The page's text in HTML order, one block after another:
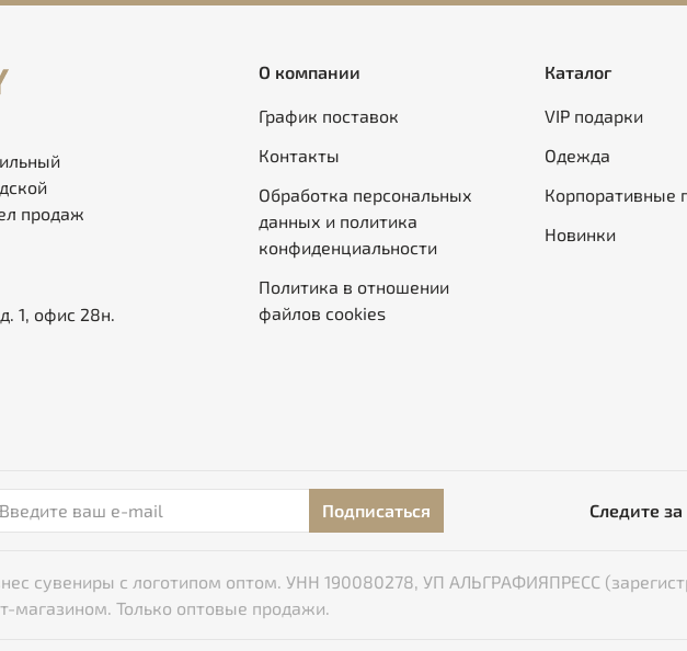
продаж
1, офис 28н.
О компании
График поставок
Контакты
Обработка персональных
данных и политика
конфиденциальности
Политика в отношении
файлов cookies
Каталог
VIP подарки
Одежда
Корпоративные
Новинки
Подписаться Следите
сувениры с логотипом оптом. УНН 190080278, УП АЛЬГРАФИЯПРЕСС
магазином. Только оптовые продажи.